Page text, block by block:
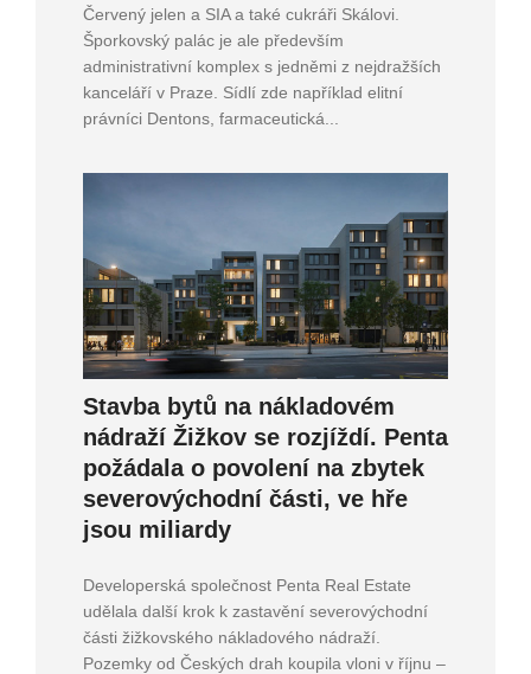
Červený jelen a SIA a také cukráři Skálovi.
Šporkovský palác je ale především
administrativní komplex s jedněmi z nejdražších
kanceláří v Praze. Sídlí zde například elitní
právníci Dentons, farmaceutická...
Stavba bytů na nákladovém
nádraží Žižkov se rozjíždí. Penta
požádala o povolení na zbytek
severovýchodní části, ve hře
jsou miliardy
Developerská společnost Penta Real Estate
udělala další krok k zastavění severovýchodní
části žižkovského nákladového nádraží.
Pozemky od Českých drah koupila vloni v říjnu –